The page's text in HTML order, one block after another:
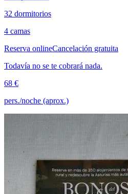
32 dormitorios
4 camas
Reserva onlineCancelación gratuita
Todavía no se te cobrará nada.
68 €
pers./noche (aprox.)